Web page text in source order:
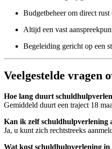
Budgetbeheer om direct rust
Altijd een vast
Begeleiding gericht op een
Veelgestelde vragen
Hoe lang duurt
Gemiddeld duurt een traject 18
Kan ik zelf schuldhulpverlening
Ja, u kunt zich rechtstreeks
Wat kost schuldhulpverlening in